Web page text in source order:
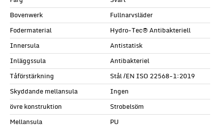
Bovenwerk
Fullnarvsläder
Fodermaterial
Hydro-Tec® Antibakteriell
Innersula
Antistatisk
Inläggssula
Antibakteriel
Tåförstärkning
Stål /EN ISO 22568-1:2019
Skyddande mellansula
Ingen
övre konstruktion
Strobelsöm
Mellansula
PU